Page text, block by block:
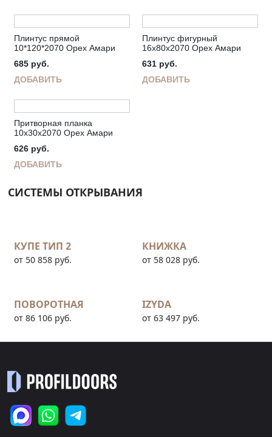
Плинтус прямой
10*120*2070 Орех Амари
685 руб.
ДОБАВИТЬ
Плинтус фигурный
16х80х2070 Орех Амари
631 руб.
ДОБАВИТЬ
Притворная планка
10х30х2070 Орех Амари
626 руб.
ДОБАВИТЬ
СИСТЕМЫ ОТКРЫВАНИЯ
КУПЕ ТИП 2
от 50 858 руб.
КНИЖКА
от 58 028 руб.
ПОВОРОТНАЯ
от 86 106 руб.
IZYDA
от 63 497 руб.